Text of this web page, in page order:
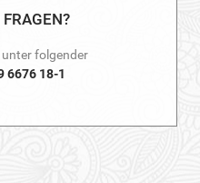
unter folgender
6676 18-1